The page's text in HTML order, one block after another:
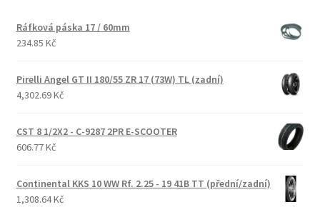
Ráfková páska 17 / 60mm
234.85 Kč
Pirelli Angel GT II 180/55 ZR 17 (73W) TL (zadní)
4,302.69 Kč
CST 8 1/2X2 - C-9287 2PR E-SCOOTER
606.77 Kč
Continental KKS 10 WW Rf. 2.25 - 19 41B TT (přední/zadní)
1,308.64 Kč